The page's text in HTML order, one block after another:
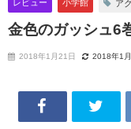
レビュー 小学館 ア
金色のガッシュ6
2018年1月21日 2018年1